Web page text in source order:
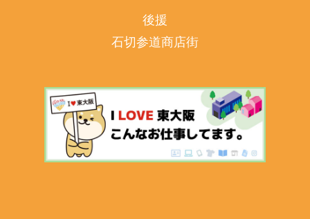
後援
石切参道商店街